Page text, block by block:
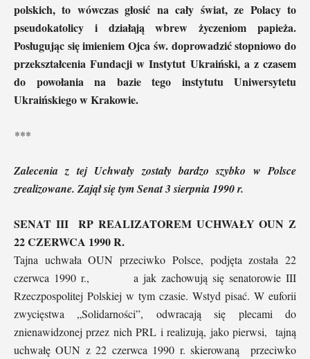
polskich, to wówczas głosić na cały świat, ze Polacy to
pseudokatolicy i działają wbrew życzeniom papieża.
Posługując się imieniem Ojca św. doprowadzić stopniowo do
przekształcenia Fundacji w Instytut Ukraiński, a z czasem
do powołania na bazie tego instytutu Uniwersytetu
Ukraińskiego w Krakowie.
***
Zalecenia z tej Uchwały zostały bardzo szybko w Polsce
zrealizowane. Zajął się tym Senat 3 sierpnia 1990 r.
SENAT III RP REALIZATOREM UCHWAŁY OUN Z
22 CZERWCA 1990 R.
Tajna uchwała OUN przeciwko Polsce, podjęta została 22
czerwca 1990 r., a jak zachowują się senatorowie III
Rzeczpospolitej Polskiej w tym czasie. Wstyd pisać. W euforii
zwycięstwa „Solidarności”, odwracają się plecami do
znienawidzonej przez nich PRL i realizują, jako pierwsi, tajną
uchwałę OUN z 22 czerwca 1990 r. skierowaną przeciwko